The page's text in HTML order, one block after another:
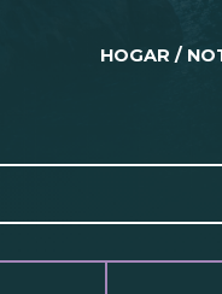
HOGAR /